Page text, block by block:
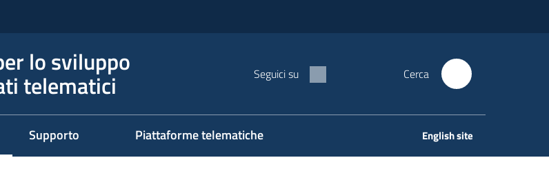
lo sviluppo
telematici Seguici su Cerca
Supporto Piattaforme telematiche English site